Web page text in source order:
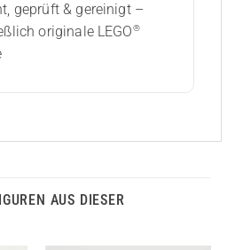
geprüft & gereinigt –
originale LEGO®
AUS DIESER